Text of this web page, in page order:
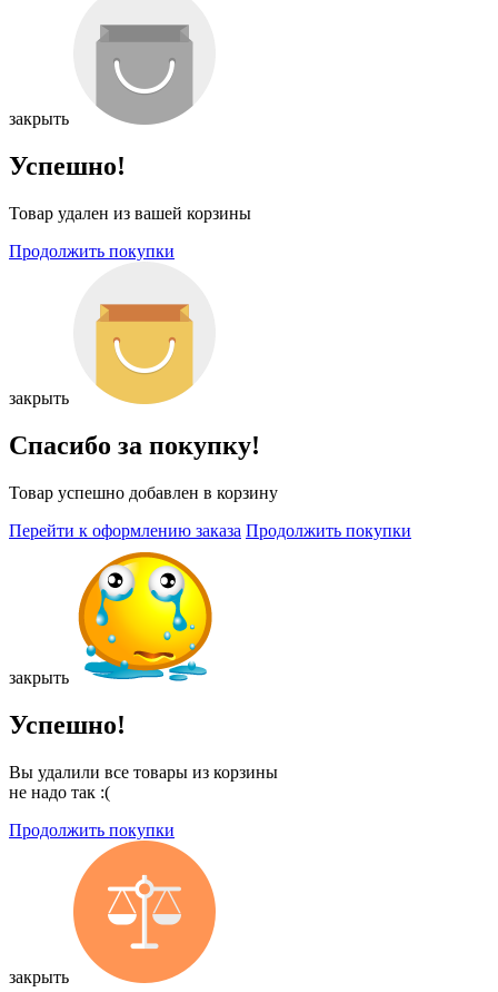
закрыть
Успешно!
Товар удален из вашей корзины
Продолжить покупки
закрыть
Спасибо за покупку!
Товар успешно добавлен в корзину
Перейти к оформлению заказа Продолжить покупки
закрыть
Успешно!
Вы удалили все товары из корзины
не надо так :(
Продолжить покупки
закрыть